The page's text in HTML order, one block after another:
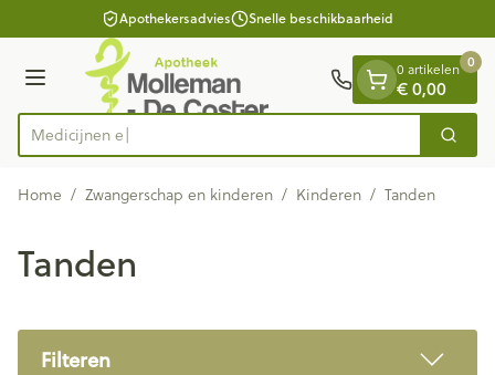
Ga naar de inhoudApothekersadvies Snelle beschikbaarheid
Menu
Product, merk, categorie... Zoek
0 artikelen
€ 0,00
0
Home / Zwangerschap en kinderen / Kinderen / Tanden
Tanden
Filteren